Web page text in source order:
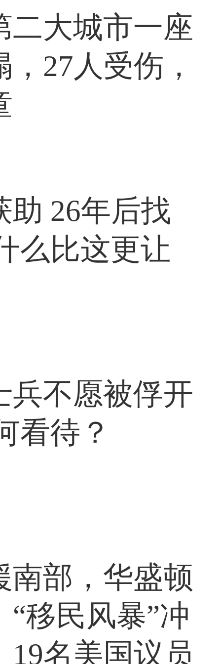
善的指挥、
寻北仪附加
二大城市一座
27人受伤，
助 26年后找
么比这更让
兵不愿被俘开
看待？
南部，华盛顿
移民风暴”冲
名美国议员